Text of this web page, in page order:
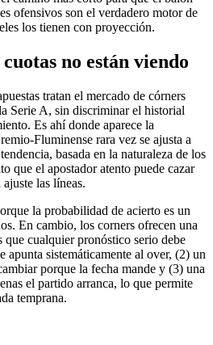
ofensivos son el verdadero motor de
los tienen con proyección.
no están viendo
tratan el mercado de córners
Serie A, sin discriminar el historial
Es ahí donde aparece la
Fluminense rara vez se ajusta a
basada en la naturaleza de los
que el apostador atento puede cazar
las líneas.
la probabilidad de acierto es un
En cambio, los corners ofrecen una
que cualquier pronóstico serio debe
apunta sistemáticamente al over, (2) un
porque la fecha mande y (3) una
el partido arranca, lo que permite
temprana.